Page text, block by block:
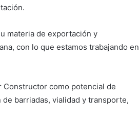
materia de exportación y
con lo que estamos trabajando en
Constructor como potencial de
barriadas, vialidad y transporte,